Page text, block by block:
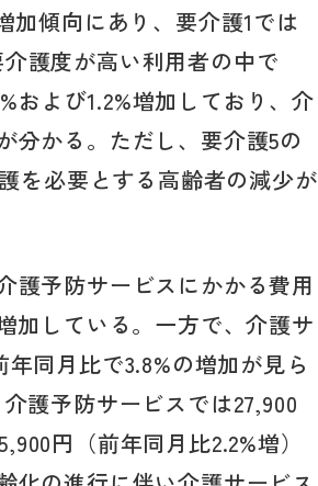
加傾向にあり、要介護1では
護度が高い利用者の中で
および1.2%増加しており、介
分かる。ただし、要介護5の
を必要とする高齢者の減少が
護予防サービスにかかる費用
加している。一方で、介護サ
同月比で3.8%の増加が見ら
護予防サービスでは27,900
円（前年同月比2.2%増）